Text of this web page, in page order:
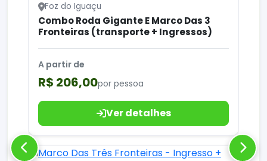
Foz do Iguaçu
Combo Roda Gigante E Marco Das 3
Fronteiras (transporte + Ingressos)
A partir de
R$ 206,00por pessoa
Ver detalhes